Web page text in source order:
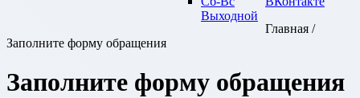
Выходной
Главная /
Заполните форму обращения
Заполните форму обращения